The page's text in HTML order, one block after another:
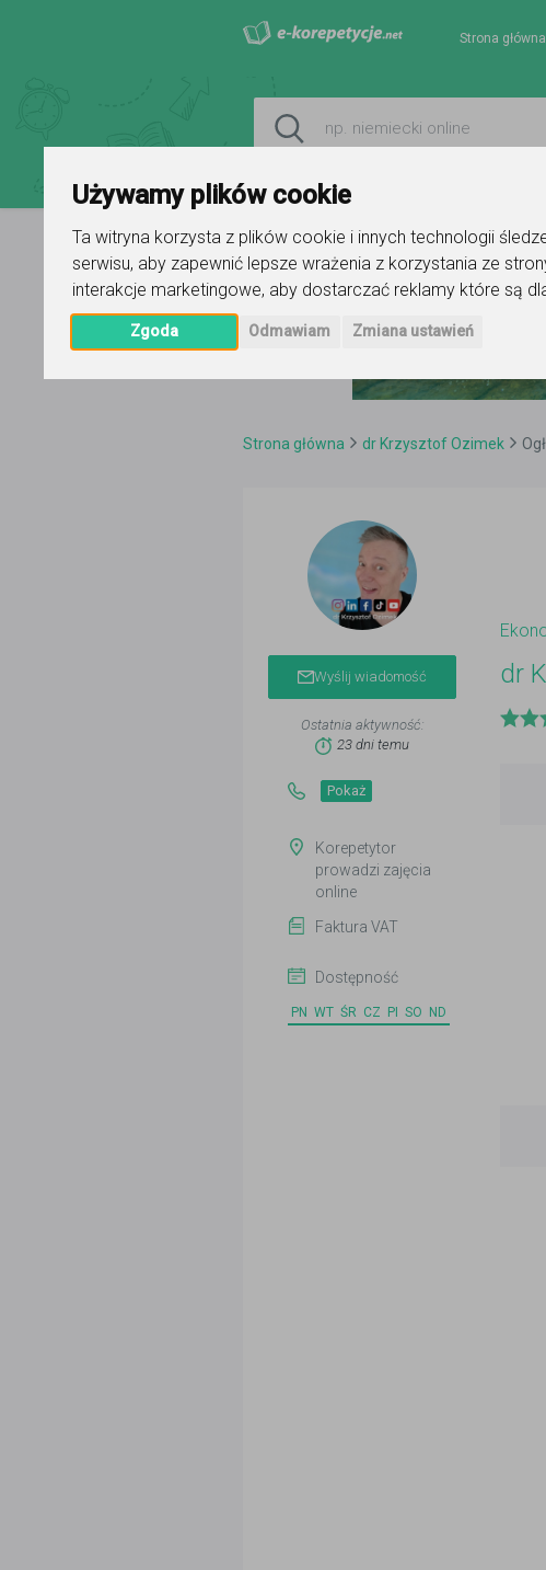
Używamy plików cookie
Ta witryna korzysta z plików cookie i innych technologii
serwisu, aby zapewnić lepsze wrażenia z korzystania ze
interakcje marketingowe, aby dostarczać reklamy które są
Zgoda Odmawiam Zmiana ustawień
Strona główna
Strona główna dr Krzysztof Ozimek
Wyślij wiadomość
Ostatnia aktywność:
23 dni temu
Pokaż
Korepetytor
prowadzi zajęcia
online
Faktura VAT
Dostępność
PN WT ŚR CZ PI SO ND
dr